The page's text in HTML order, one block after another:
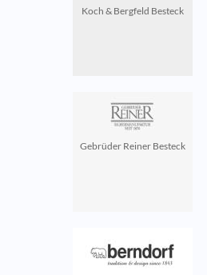
Koch & Bergfeld Besteck
Gebrüder Reiner Besteck